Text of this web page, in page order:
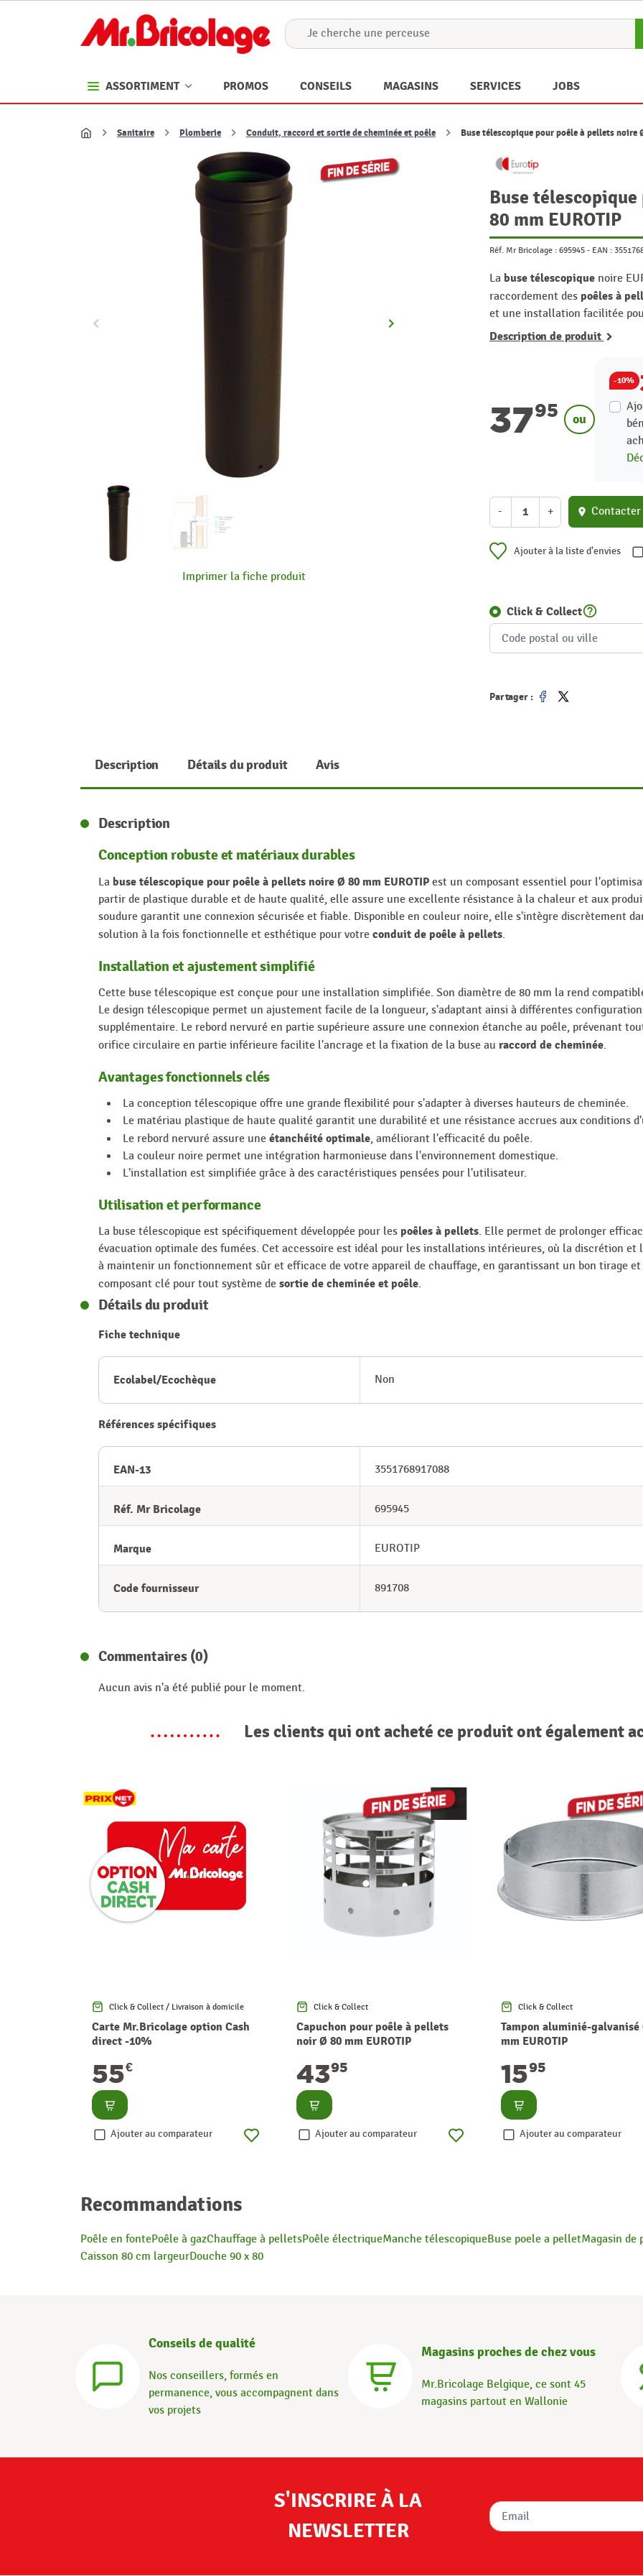
ASSORTIMENT PROMOS CONSEILS MAGASINS SERVICES JOBS
Accueil
Sanitaire Plomberie Conduit, raccord et sortie de cheminée et poêle Buse télescopique pour poêle à pellets noire
Précédent
keyboard_arrow_left Suivant
keyboard_arrow_right
Imprimer la fiche produit
Buse
80 mm EUROTIP
Réf. Mr Bricolage : 695945 - EAN :
La buse télescopique noire
raccordement des poêles à
et une installation facilitée
Description de produit
3795 ou
-10%
- + location_on Contacter
Ajouter à la liste d'envies
Click & Collecthelp_outline
Partager :
Description Détails du produit Avis
Description
Conception robuste et matériaux durables
La buse télescopique pour poêle à pellets noire Ø 80 mm EUROTIP est un composant essentiel pour
partir de plastique durable et de haute qualité, elle assure une excellente résistance à la chaleur et aux
soudure garantit une connexion sécurisée et fiable. Disponible en couleur noire, elle s'intègre discrètement
solution à la fois fonctionnelle et esthétique pour votre conduit de poêle à pellets.
Installation et ajustement simplifié
Cette buse télescopique est conçue pour une installation simplifiée. Son diamètre de 80 mm la rend
Le design télescopique permet un ajustement facile de la longueur, s'adaptant ainsi à différentes
supplémentaire. Le rebord nervuré en partie supérieure assure une connexion étanche au poêle, prévenant
orifice circulaire en partie inférieure facilite l'ancrage et la fixation de la buse au raccord de cheminée.
Avantages fonctionnels clés
La conception télescopique offre une grande flexibilité pour s'adapter à diverses hauteurs de cheminée.
Le matériau plastique de haute qualité garantit une durabilité et une résistance accrues aux conditions
Le rebord nervuré assure une étanchéité optimale, améliorant l'efficacité du poêle.
La couleur noire permet une intégration harmonieuse dans l'environnement domestique.
L'installation est simplifiée grâce à des caractéristiques pensées pour l'utilisateur.
Utilisation et performance
La buse télescopique est spécifiquement développée pour les poêles à pellets. Elle permet de prolonger
évacuation optimale des fumées. Cet accessoire est idéal pour les installations intérieures, où la discrétion
à maintenir un fonctionnement sûr et efficace de votre appareil de chauffage, en garantissant un bon tirage
composant clé pour tout système de sortie de cheminée et poêle.
Détails du produit
Fiche technique
Ecolabel/Ecochèque Non
Références spécifiques
EAN-13 3551768917088
Réf. Mr Bricolage 695945
Marque EUROTIP
Code fournisseur 891708
Commentaires (0)
Aucun avis n'a été publié pour le moment.
Les clients qui ont acheté ce produit ont également
Click & Collect / Livraison à domicile
Carte Mr.Bricolage option Cash
direct -10%
55€
Consulter
Ajouter au comparateur
Click & Collect
Capuchon pour poêle à pellets
noir Ø 80 mm EUROTIP
4395
Consulter
Ajouter au comparateur
Click & Collect
Tampon aluminié-galvanisé
mm EUROTIP
1595
Consulter
Ajouter au comparateur
Recommandations
Poêle en fontePoêle à gazChauffage à pelletsPoêle électriqueManche télescopiqueBuse poele a pelletMagasin de
Caisson 80 cm largeurDouche 90 x 80
Conseils de qualité
Nos conseillers, formés en
permanence, vous accompagnent dans
vos projets
Magasins proches de chez vous
Mr.Bricolage Belgique, ce sont 45
magasins partout en Wallonie
S'INSCRIRE À LA
NEWSLETTER